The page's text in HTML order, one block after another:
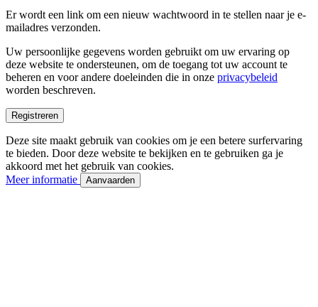
Er wordt een link om een nieuw wachtwoord in te stellen naar je e-
mailadres verzonden.
Uw persoonlijke gegevens worden gebruikt om uw ervaring op
deze website te ondersteunen, om de toegang tot uw account te
beheren en voor andere doeleinden die in onze privacybeleid
worden beschreven.
Registreren
Deze site maakt gebruik van cookies om je een betere surfervaring
te bieden. Door deze website te bekijken en te gebruiken ga je
akkoord met het gebruik van cookies.
Meer informatie
Aanvaarden